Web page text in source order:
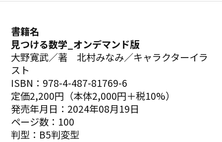
書籍名
見つける数学_オンデマンド版
大野寛武／著 北村みなみ／キャラクターイラ
スト
ISBN：978-4-487-81769-6
定価2,200円（本体2,000円＋税10%）
発売年月日：2024年08月19日
ページ数：100
判型：B5判変型